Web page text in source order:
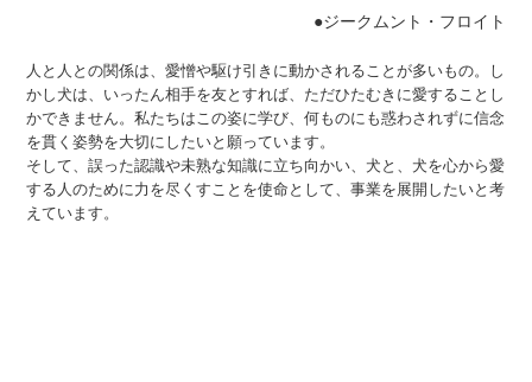
●ジークムント・フロイト
人と人との関係は、愛憎や駆け引きに動かされることが多いもの。し
かし犬は、いったん相手を友とすれば、ただひたむきに愛することし
かできません。私たちはこの姿に学び、何ものにも惑わされずに信念
を貫く姿勢を大切にしたいと願っています。
そして、誤った認識や未熟な知識に立ち向かい、犬と、犬を心から愛
する人のために力を尽くすことを使命として、事業を展開したいと考
えています。